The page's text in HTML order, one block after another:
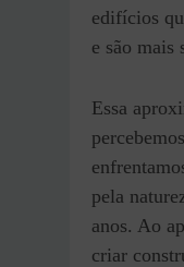
edifícios
e são mais
Essa
pela
anos. Ao
criar